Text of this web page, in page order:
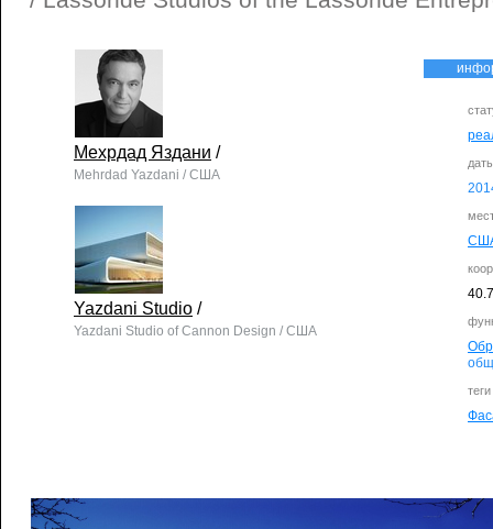
теги
Мехрдад Яздани /
Mehrdad Yazdani / США
Yazdani Studio /
Yazdani Studio of Cannon Design / США